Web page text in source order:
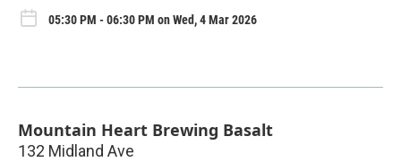
05:30 PM - 06:30 PM on Wed, 4 Mar 2026
Mountain Heart Brewing Basalt
132 Midland Ave